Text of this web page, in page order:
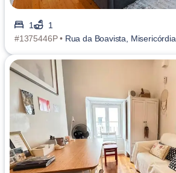
1
1
#1375446P • Rua da Boavista, Misericórdia